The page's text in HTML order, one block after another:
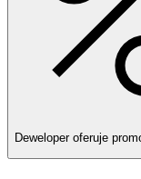
Deweloper oferuje